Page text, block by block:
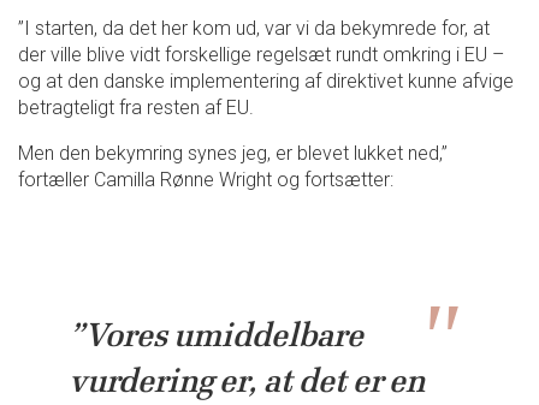
”I starten, da det her kom ud, var vi da bekymrede for, at
der ville blive vidt forskellige regelsæt rundt omkring i EU –
og at den danske implementering af direktivet kunne afvige
betragteligt fra resten af EU.
Men den bekymring synes jeg, er blevet lukket ned,”
fortæller Camilla Rønne Wright og fortsætter:
”Vores umiddelbare
vurdering er, at det er en